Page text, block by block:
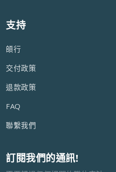
支持
頧行
交付政策
退款政策
FAQ
聯繫我們
訂閱我們的通訊!